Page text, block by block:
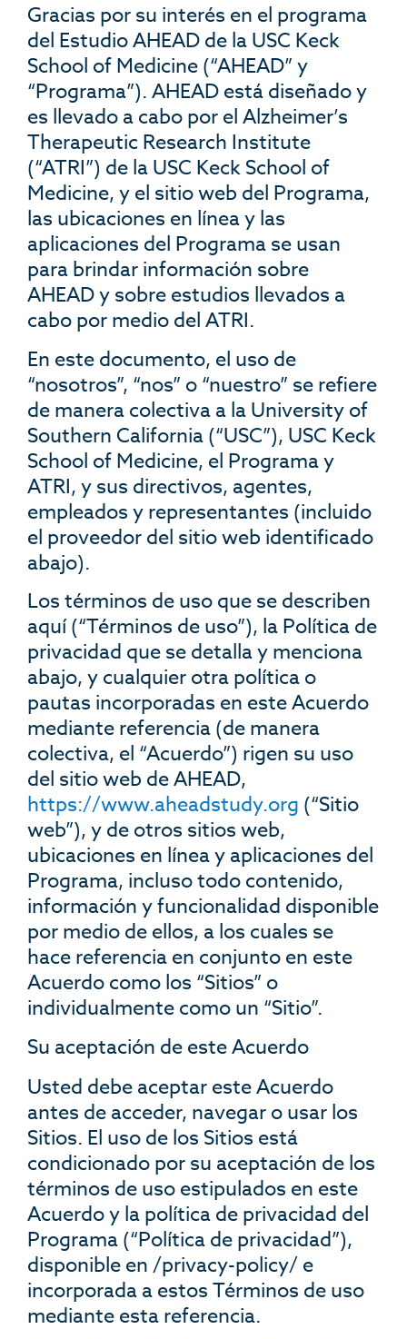
Gracias por su interés en el programa
del Estudio AHEAD de la USC Keck
School of Medicine (“AHEAD” y
“Programa”). AHEAD está diseñado y
es llevado a cabo por el Alzheimer’s
Therapeutic Research Institute
(“ATRI”) de la USC Keck School of
Medicine, y el sitio web del Programa,
las ubicaciones en línea y las
aplicaciones del Programa se usan
para brindar información sobre
AHEAD y sobre estudios llevados a
cabo por medio del ATRI.
En este documento, el uso de
“nosotros”, “nos” o “nuestro” se refiere
de manera colectiva a la University of
Southern California (“USC”), USC Keck
School of Medicine, el Programa y
ATRI, y sus directivos, agentes,
empleados y representantes (incluido
el proveedor del sitio web identificado
abajo).
Los términos de uso que se describen
aquí (“Términos de uso”), la Política de
privacidad que se detalla y menciona
abajo, y cualquier otra política o
pautas incorporadas en este Acuerdo
mediante referencia (de manera
colectiva, el “Acuerdo”) rigen su uso
del sitio web de AHEAD,
https://www.aheadstudy.org (“Sitio
web”), y de otros sitios web,
ubicaciones en línea y aplicaciones del
Programa, incluso todo contenido,
información y funcionalidad disponible
por medio de ellos, a los cuales se
hace referencia en conjunto en este
Acuerdo como los “Sitios” o
individualmente como un “Sitio”.
Su aceptación de este Acuerdo
Usted debe aceptar este Acuerdo
antes de acceder, navegar o usar los
Sitios. El uso de los Sitios está
condicionado por su aceptación de los
términos de uso estipulados en este
Acuerdo y la política de privacidad del
Programa (“Política de privacidad”),
disponible en /privacy-policy/ e
incorporada a estos Términos de uso
mediante esta referencia.